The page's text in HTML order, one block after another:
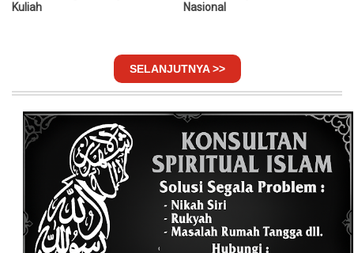
Kuliah
Nasional
SELANJUTNYA >>